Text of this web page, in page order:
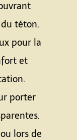
téton.
pour la
et
porter
lors de